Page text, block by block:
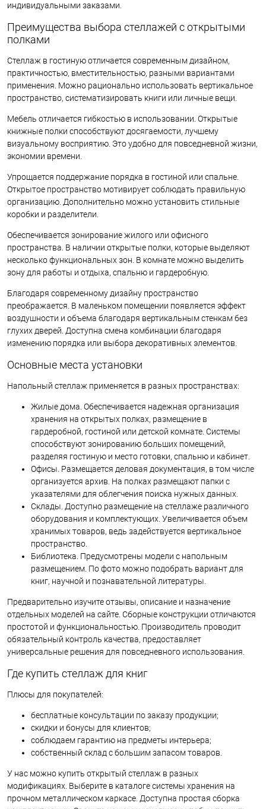
индивидуальными заказами.
Преимущества выбора стеллажей с открытыми
полками
Стеллаж в гостиную отличается современным дизайном,
практичностью, вместительностью, разными вариантами
применения. Можно рационально использовать вертикальное
пространство, систематизировать книги или личные вещи.
Мебель отличается гибкостью в использовании. Открытые
книжные полки способствуют досягаемости, лучшему
визуальному восприятию. Это удобно для повседневной жизни,
экономии времени.
Упрощается поддержание порядка в гостиной или спальне.
Открытое пространство мотивирует соблюдать правильную
организацию. Дополнительно можно установить стильные
коробки и разделители.
Обеспечивается зонирование жилого или офисного
пространства. В наличии открытые полки, которые выделяют
несколько функциональных зон. В комнате можно выделить
зону для работы и отдыха, спальню и гардеробную.
Благодаря современному дизайну пространство
преображается. В маленьком помещении появляется эффект
воздушности и объема благодаря вертикальным стенкам без
глухих дверей. Доступна смена комбинации благодаря
изменению порядка или выбора декоративных элементов.
Основные места установки
Напольный стеллаж применяется в разных пространствах:
Жилые дома. Обеспечивается надежная организация
хранения на открытых полках, размещение в
гардеробной, гостиной или детской комнате. Системы
способствуют зонированию больших помещений,
разделяя гостиную и место готовки, спальню и кабинет.
Офисы. Размещается деловая документация, в том числе
организуется архив. На полках размещают папки с
указателями для облегчения поиска нужных данных.
Склады. Доступно размещение на стеллаже различного
оборудования и комплектующих. Увеличивается объем
хранимых товаров, ведь задействуется вертикальное
пространство.
Библиотека. Предусмотрены модели с напольным
размещением. По фото можно подобрать вариант для
книг, научной и познавательной литературы.
Предварительно изучите отзывы, описание и назначение
отдельных моделей на сайте. Сборные конструкции отличаются
простотой и функциональностью. Производитель проводит
обязательный контроль качества, предоставляет
универсальные решения для повседневного использования.
Где купить стеллаж для книг
Плюсы для покупателей:
бесплатные консультации по заказу продукции;
скидки и бонусы для клиентов;
соблюдаем гарантию на предметы интерьера;
собственный склад с большим запасом товаров.
У нас можно купить открытый стеллаж в разных
модификациях. Выберите в каталоге системы хранения на
прочном металлическом каркасе. Доступна простая сборка